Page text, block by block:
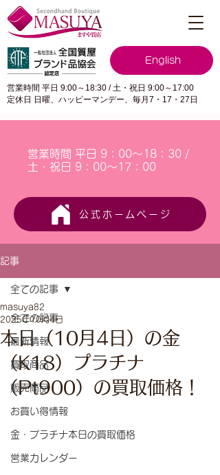
English
営業時間 平日 9:00～18:30 / 土・祝日 9:00～17:00
定休日 日曜、ハッピーマンデー、毎月7・17・27日
営業時間 平日 9：00～18：30 /
土・祝日 9：00～17：00
公式ホームページ
記事
全ての記事
最新情報
買取商品
販売商品
お買い得情報
金・プラチナ本日の買取価格
営業カレンダー
全ての記事
本日（10月4日）の金
（K18）プラチナ
（Pt900）の買取価格！
masuya82
2025年10月4日